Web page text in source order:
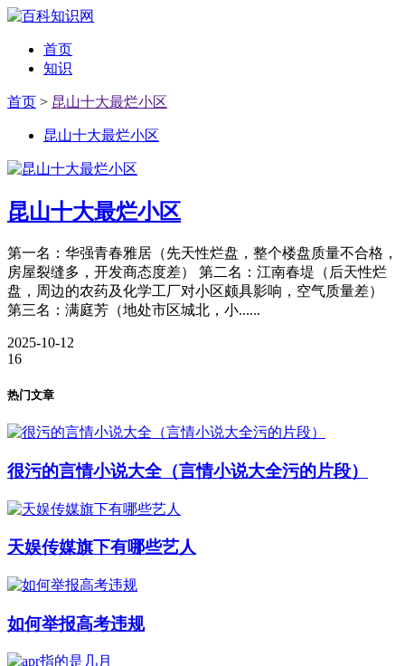
首页
知识
首页 > 昆山十大最烂小区
昆山十大最烂小区
昆山十大最烂小区
第一名：华强青春雅居（先天性烂盘，整个楼盘质量不合格，
房屋裂缝多，开发商态度差） 第二名：江南春堤（后天性烂
盘，周边的农药及化学工厂对小区颇具影响，空气质量差）
第三名：满庭芳（地处市区城北，小......
2025-10-12
16
热门文章
很污的言情小说大全（言情小说大全污的片段）
天娱传媒旗下有哪些艺人
如何举报高考违规